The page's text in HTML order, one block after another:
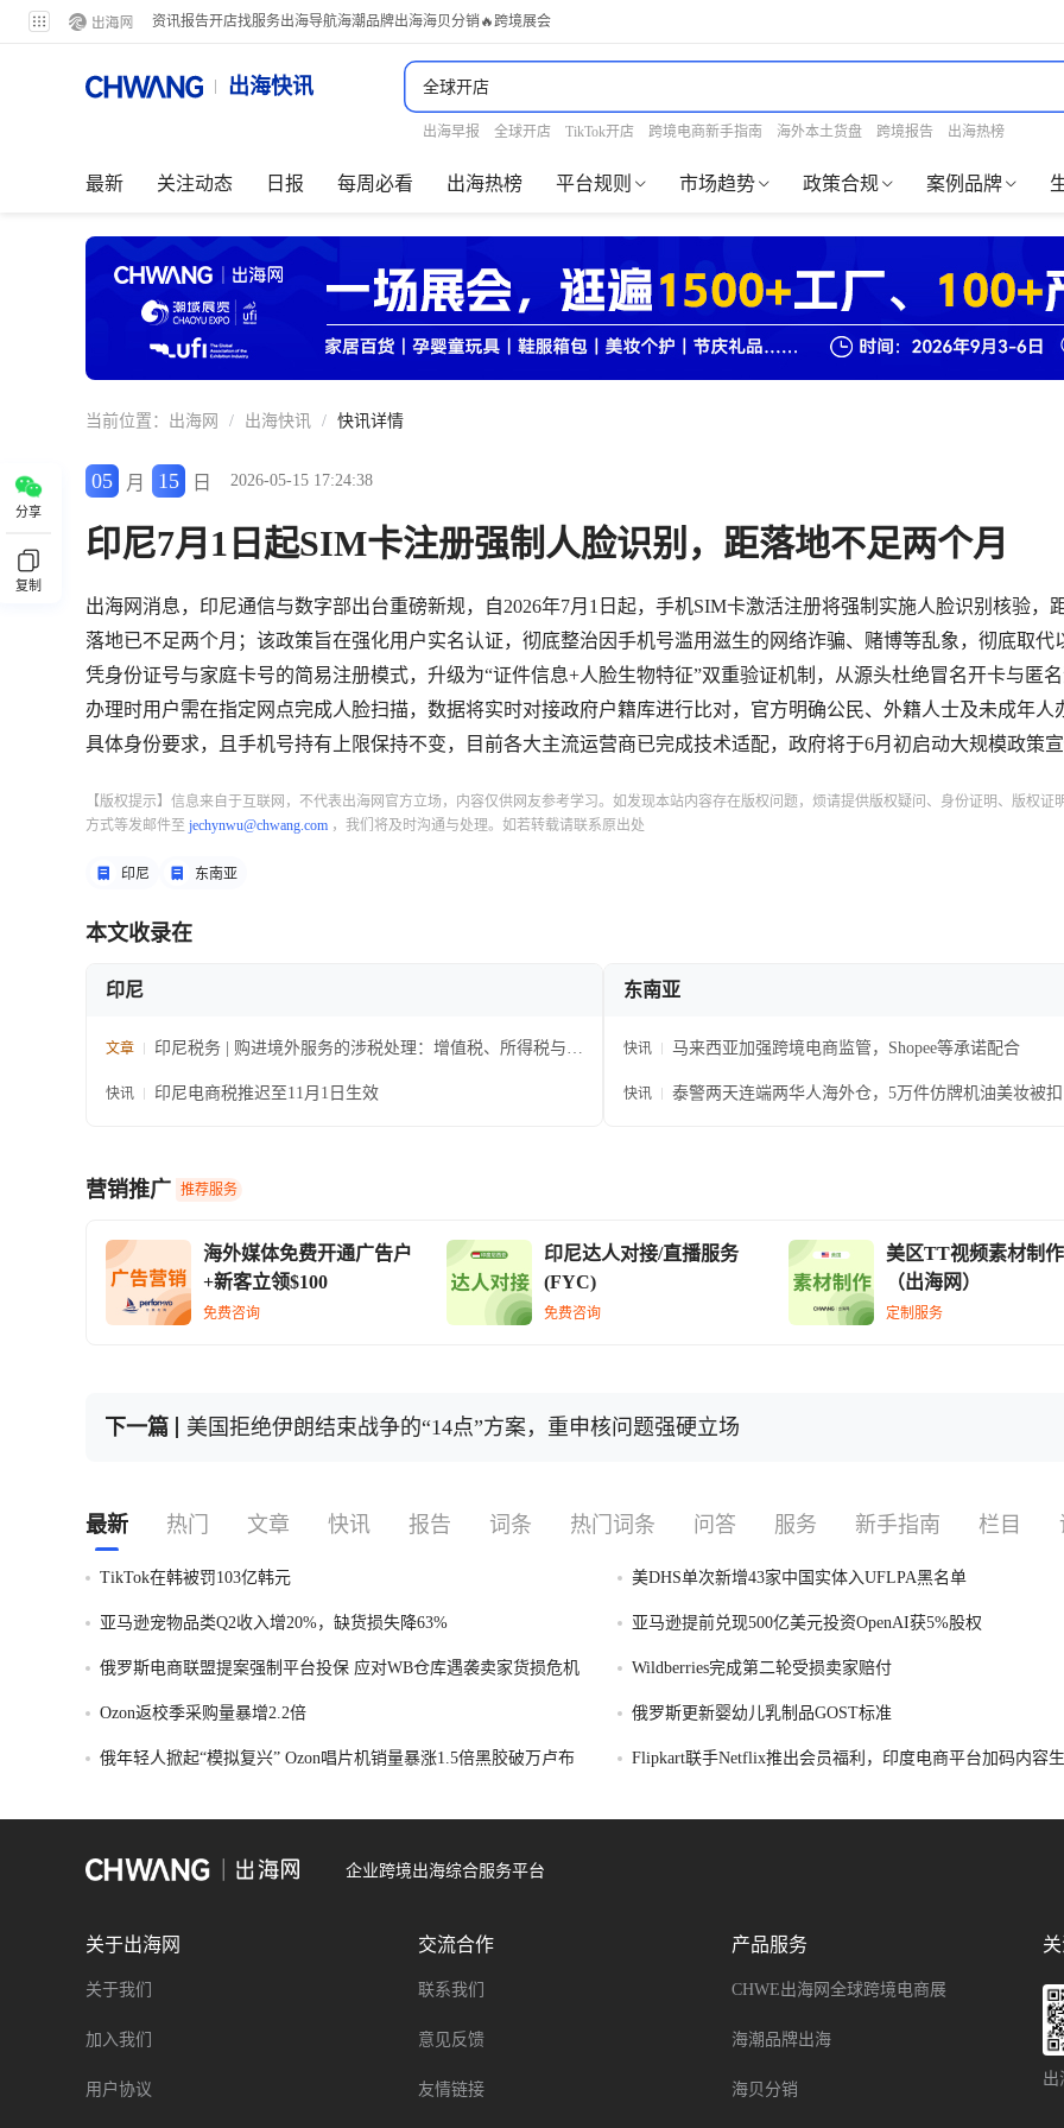
资讯报告开店找服务出海导航海潮品牌出海海贝分销 🔥跨境展会
出海快讯
出海早报 全球开店 TikTok开店 跨境电商新手指南 海外本土货盘 跨境报告 出海热榜
最新 关注动态 日报 每周必看 出海热榜 平台规则 市场趋势 政策合规 案例品牌
当前位置： 出海网 / 出海快讯 / 快讯详情
分享
复制
05 月 15 日 2026-05-15 17:24:38
印尼7月1日起SIM卡注册强制人脸识别，距落地不足两个月
出海网消息，印尼通信与数字部出台重磅新规，自2026年7月1日起，手机SIM卡激活注册将强制实施人脸识别核验，
落地已不足两个月；该政策旨在强化用户实名认证，彻底整治因手机号滥用滋生的网络诈骗、赌博等乱象，彻底取代
凭身份证号与家庭卡号的简易注册模式，升级为“证件信息+人脸生物特征”双重验证机制，从源头杜绝冒名开卡与匿名
办理时用户需在指定网点完成人脸扫描，数据将实时对接政府户籍库进行比对，官方明确公民、外籍人士及未成年人
具体身份要求，且手机号持有上限保持不变，目前各大主流运营商已完成技术适配，政府将于6月初启动大规模政策宣
【版权提示】信息来自于互联网，不代表出海网官方立场，内容仅供网友参考学习。如发现本站内容存在版权问题，烦请提供版权疑问、身份证明、版权证
方式等发邮件至 jechynwu@chwang.com ，我们将及时沟通与处理。如若转载请联系原出处
印尼 东南亚
本文收录在
印尼
文章
印尼税务 | 购进境外服务的涉税处理：增值税、所得税与合
快讯 印尼电商税推迟至11月1日生效
东南亚
快讯 马来西亚加强跨境电商监管，Shopee等承诺配合
快讯 泰警两天连端两华人海外仓，5万件仿牌机油美妆被扣
营销推广 推荐服务
海外媒体免费开通广告户
+新客立领$100
免费咨询
印尼达人对接/直播服务
(FYC)
免费咨询
美区TT视频素材制作
（出海网）
定制服务
下一篇 美国拒绝伊朗结束战争的“14点”方案，重申核问题强硬立场
最新 热门 文章 快讯 报告 词条 热门词条 问答 服务 新手指南 栏目
TikTok在韩被罚103亿韩元 美DHS单次新增43家中国实体入UFLPA黑名单
亚马逊宠物品类Q2收入增20%，缺货损失降63% 亚马逊提前兑现500亿美元投资OpenAI获5%股权
俄罗斯电商联盟提案强制平台投保 应对WB仓库遇袭卖家货损危机 Wildberries完成第二轮受损卖家赔付
Ozon返校季采购量暴增2.2倍 俄罗斯更新婴幼儿乳制品GOST标准
俄年轻人掀起“模拟复兴” Ozon唱片机销量暴涨1.5倍黑胶破万卢布 Flipkart联手Netflix推出会员福利，印度电商平台加码内容
企业跨境出海综合服务平台
关于出海网
关于我们
加入我们
用户协议
交流合作
联系我们
意见反馈
友情链接
产品服务
CHWE出海网全球跨境电商展
海潮品牌出海
海贝分销
关
出